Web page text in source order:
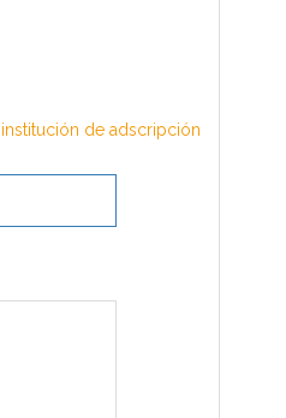
de adscripción